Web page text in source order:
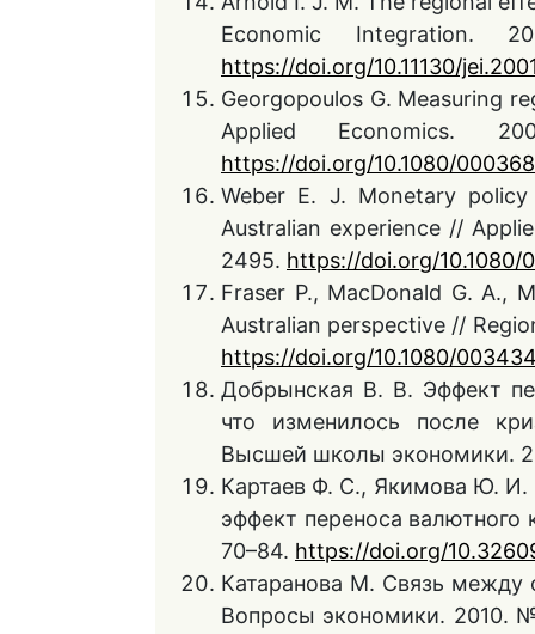
Economic
https://doi.org/10.11130/
Georgopoulos G. Measuring
Applied Economics.
https://doi.org/10.1080/
Weber E. J. Monetary
Australian experience //
2495. https://doi.org/10.1080/
Fraser P., MacDonald G. A.,
Australian perspective //
https://doi.org/10.1080/
Добрынская В. В. Эффект
что изменилось после
Высшей школы экономики.
Картаев Ф. С., Якимова Ю. И.
эффект переноса
70–84. https://doi.org/
Катаранова М. Связь
Вопросы экономики. 2010.